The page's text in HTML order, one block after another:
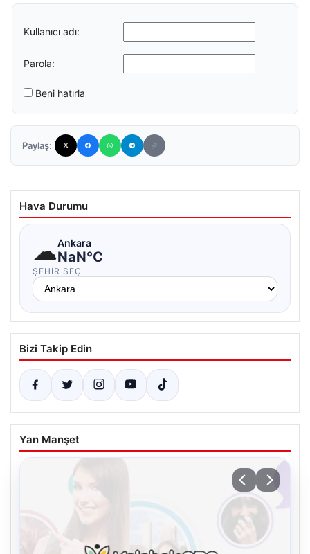
Kullanıcı adı:
Parola:
Beni hatırla
Paylaş:
Hava Durumu
☁Ankara
NaN°C
ŞEHIR SEÇ
Bizi Takip Edin
Yan Manşet